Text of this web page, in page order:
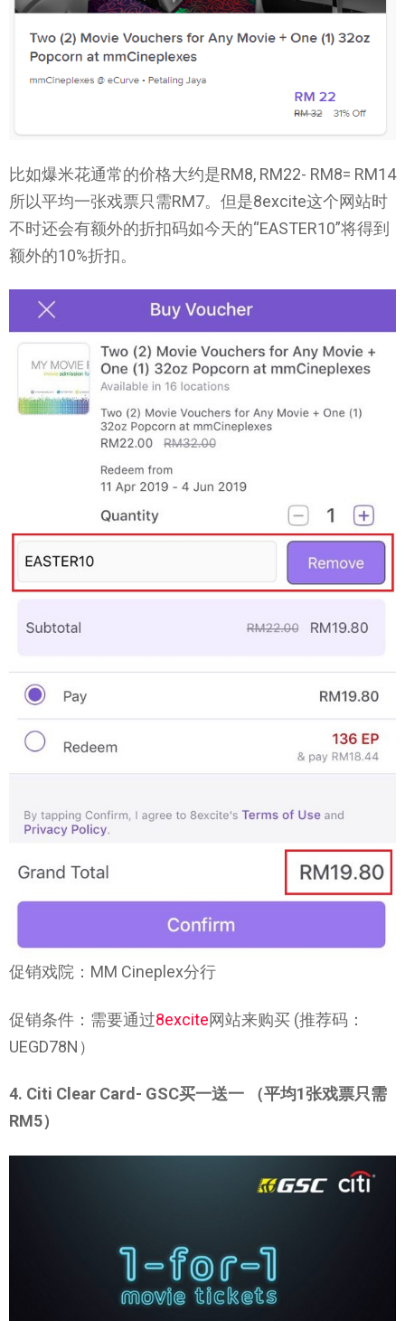
比如爆米花通常的价格大约是RM8, RM22- RM8= RM14
所以平均一张戏票只需RM7。但是8excite这个网站时
不时还会有额外的折扣码如今天的“EASTER10”将得到
额外的10%折扣。
促销戏院：MM Cineplex分行
促销条件：需要通过8excite网站来购买 (推荐码：
UEGD78N）
4. Citi Clear Card- GSC买一送一 （平均1张戏票只需
RM5）